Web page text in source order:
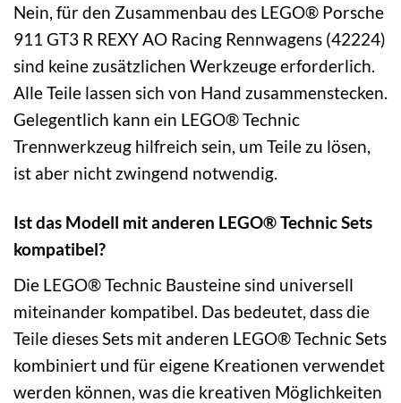
Nein, für den Zusammenbau des LEGO® Porsche
911 GT3 R REXY AO Racing Rennwagens (42224)
sind keine zusätzlichen Werkzeuge erforderlich.
Alle Teile lassen sich von Hand zusammenstecken.
Gelegentlich kann ein LEGO® Technic
Trennwerkzeug hilfreich sein, um Teile zu lösen,
ist aber nicht zwingend notwendig.
Ist das Modell mit anderen LEGO® Technic Sets
kompatibel?
Die LEGO® Technic Bausteine sind universell
miteinander kompatibel. Das bedeutet, dass die
Teile dieses Sets mit anderen LEGO® Technic Sets
kombiniert und für eigene Kreationen verwendet
werden können, was die kreativen Möglichkeiten